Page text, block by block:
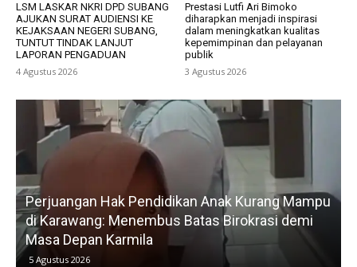
LSM LASKAR NKRI DPD SUBANG
AJUKAN SURAT AUDIENSI KE
KEJAKSAAN NEGERI SUBANG,
TUNTUT TINDAK LANJUT
LAPORAN PENGADUAN
4 Agustus 2026
Prestasi Lutfi Ari Bimoko
diharapkan menjadi inspirasi
dalam meningkatkan kualitas
kepemimpinan dan pelayanan
publik
3 Agustus 2026
Perjuangan Hak Pendidikan Anak Kurang Mampu
di Karawang: Menembus Batas Birokrasi demi
Masa Depan Karmila
5 Agustus 2026